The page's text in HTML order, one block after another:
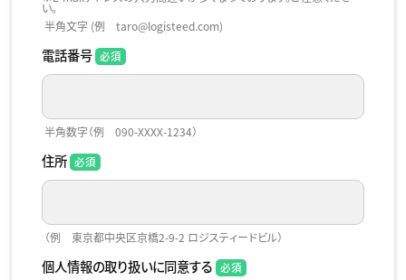
個人情報の取り扱いに同意する
半角文字 (例 taro@logisteed.com)
い。
電話番号
半角数字（例 090-XXXX-1234）
住所
（例 東京都中央区京橋2-9-2 ロジスティードビル）